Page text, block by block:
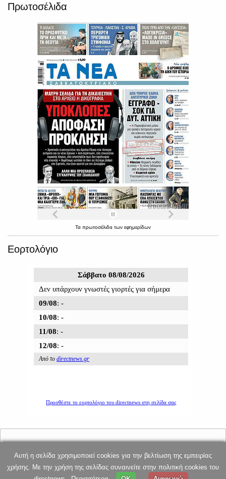
Πρωτοσέλιδα
Τα πρωτοσέλιδα των εφημερίδων
Εορτολόγιο
E-mail επικοινωνίας: dnews@directnews.gr
Αυτή η σελίδα χρησιμοποιεί cookies για την βελτίωση της εμπειρίας
χρήσης. Με την χρήση της σελίδας συναινείτε στην πολιτική cookies του